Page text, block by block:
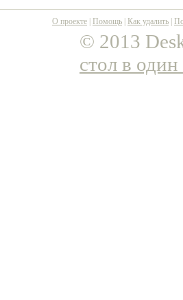
О проекте Помощь Как удалить
© 2013
стол в